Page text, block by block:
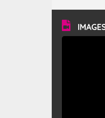
vitesse
en rafales,
du Rhône et